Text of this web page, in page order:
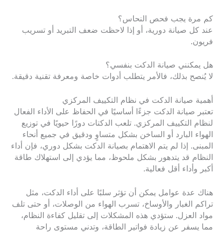
كم مرة يجب فحص النحاس؟
عند كل صيانة دورية، أو إذا لاحظت ضعف التبريد أو تسريب
فريون.
هل يمكنني صيانة الدكت بنفسي؟
لا يُنصح بذلك، فالأمر يتطلب أدوات خاصة ومعرفة تقنية دقيقة.
أهمية صيانة الدكت في نظام التكييف المركزي
تعتبر صيانة الدكت جزءًا أساسيًا في الحفاظ على الأداء الفعال
لنظام التكييف المركزي. تلعب الدكتات دورًا حيويًا في توزيع
الهواء البارد أو الساخن بشكل متساوٍ ودقيق في جميع أنحاء
المبنى. إذا لم يتم الاهتمام بصيانة الدكت بشكل دوري، فإن أداء
النظام قد يتدهور بشكل ملحوظ، مما يؤدي إلى استهلاك طاقة
أكبر وأداء أقل فعالية.
هناك عدة عوامل يمكن أن تؤثر سلبًا على أداء الدكت، مثل
تراكم الغبار والأوساخ، تسرب الهواء من الوصلات، أو حتى تلف
مواد العزل. ستؤدي هذه المشكلات إلى تقليل كفاءة النظام،
مما يسفر عن زيادة فواتير الطاقة، وتدني مستوى راحة